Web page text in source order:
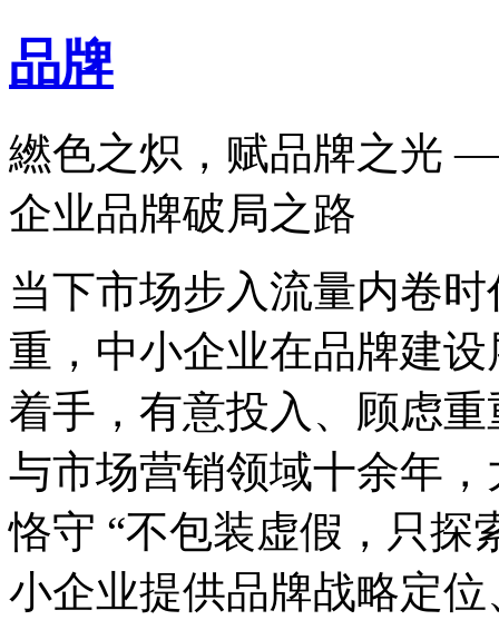
品牌
繎色之炽，赋品牌之光
企业品牌破局之路
当下市场步入流量内卷
重，中小企业在品牌建
着手，有意投入、顾虑
与市场营销领域十余年
恪守 “不包装虚假，只探
小企业提供品牌战略定